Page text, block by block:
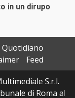
in un dirupo
Quotidiano
Feed
S.r.l.
di Roma al